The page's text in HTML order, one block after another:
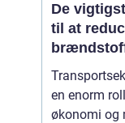
De
til at
fragt
en enorm
økonomi og